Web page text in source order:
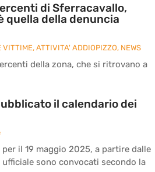
di Sferracavallo,
quella della denuncia
VITTIME, ATTIVITA' ADDIOPIZZO, NEWS
della zona, che si ritrovano a
il calendario dei
il 19 maggio 2025, a partire dalle
sono convocati secondo la